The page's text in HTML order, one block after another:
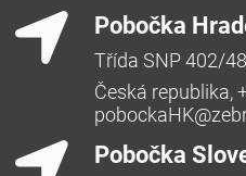
Pobočka
Třída SNP 402/
Česká republika,
Pobočka